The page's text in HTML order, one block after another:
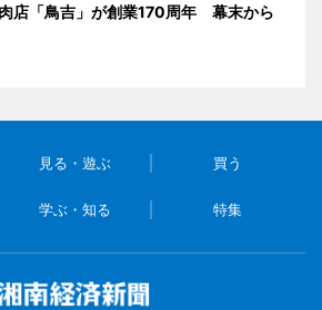
店「鳥吉」が創業170周年 幕末から
見る・遊ぶ 買う
学ぶ・知る 特集